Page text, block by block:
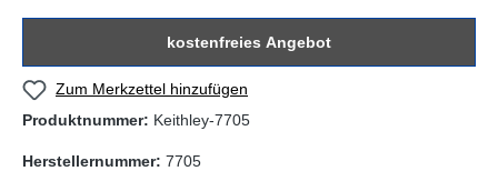
kostenfreies Angebot
Zum Merkzettel hinzufügen
Produktnummer: Keithley-7705
Herstellernummer: 7705